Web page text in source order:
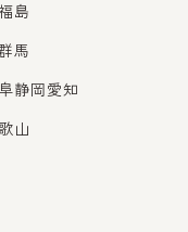
島
馬
静岡愛知
山